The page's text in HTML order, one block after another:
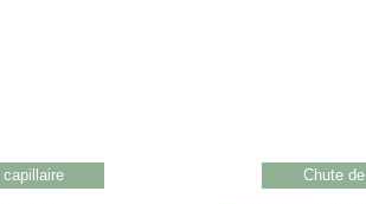
capillaire Chute